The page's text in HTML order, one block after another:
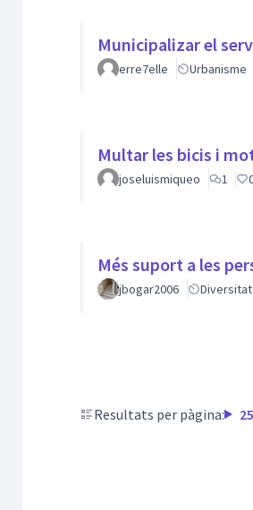
Municipalizar el
erre7elle Urbanisme
Multar les bicis i
joseluismiqueo 1
Més suport a les
jbogar2006
Resultats per pàgina: 25